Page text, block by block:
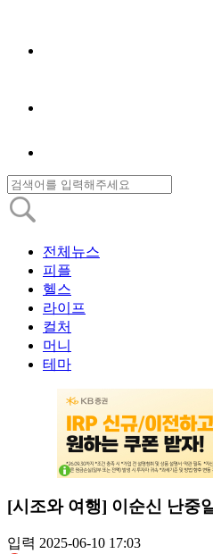
전체뉴스
피플
헬스
라이프
컬처
머니
테마
[시조와 여행] 이순신 난중
입력 2025-06-10 17:03